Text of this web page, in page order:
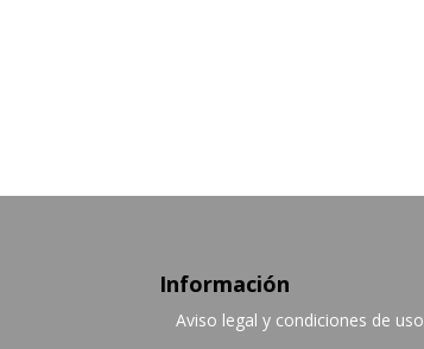
Información
Aviso legal y condiciones de uso